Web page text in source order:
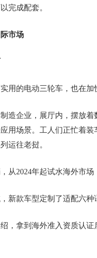
完成配套。
市场
的电动三轮车，也在加
企业，展厅内，摆放着
用场景。工人们正忙着装
运往老挝。
2024年起试水海外市场
款车型定制了适配六种
拿到海外准入资质认证